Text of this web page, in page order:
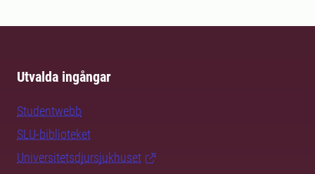
Utvalda ingångar
Studentwebb
SLU-biblioteket
Universitetsdjursjukhuset